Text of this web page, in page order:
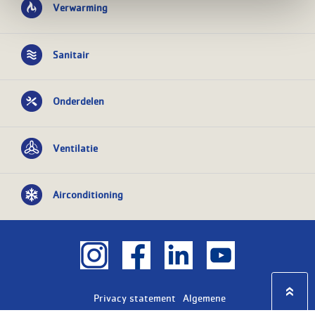
Verwarming
Sanitair
Onderdelen
Ventilatie
Airconditioning
Privacy statement
Algemene